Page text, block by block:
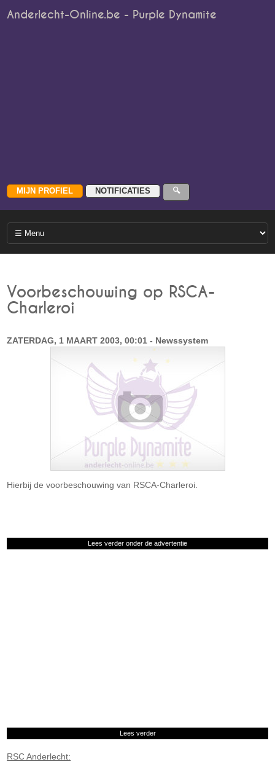
Anderlecht-Online.be - Purple Dynamite
Voorbeschouwing op RSCA-
Charleroi
ZATERDAG, 1 MAART 2003, 00:01 - Newssystem
Hierbij de voorbeschouwing van RSCA-Charleroi.
Lees verder onder de advertentie
Lees verder
RSC Anderlecht: